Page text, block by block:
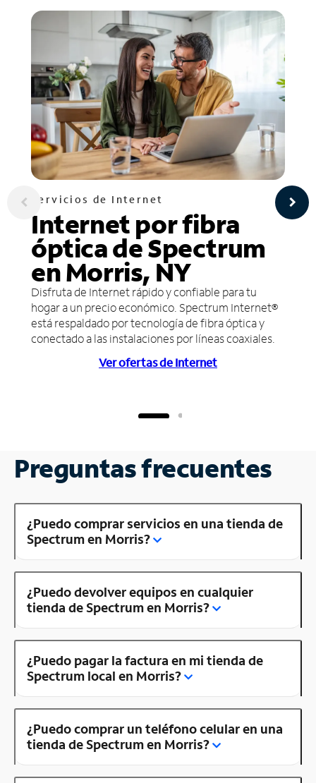
Servicios de Internet
Internet por fibra
óptica de Spectrum
en Morris, NY
Disfruta de Internet rápido y confiable para tu
hogar a un precio económico. Spectrum Internet®
está respaldado por tecnología de fibra óptica y
conectado a las instalaciones por líneas coaxiales.
Ver ofertas de Internet
Preguntas frecuentes
¿Puedo comprar servicios en una tienda de
Spectrum en Morris?
¿Puedo devolver equipos en cualquier
tienda de Spectrum en Morris?
¿Puedo pagar la factura en mi tienda de
Spectrum local en Morris?
¿Puedo comprar un teléfono celular en una
tienda de Spectrum en Morris?